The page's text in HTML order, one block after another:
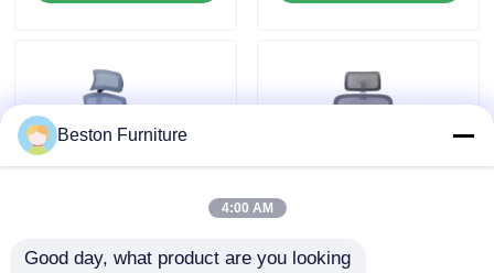
Gevallen
Bureau Werkstation Bureaus
Grijsblauwe Grijze Witte Mesh
Beston Furniture
4:00 AM
Good day, what product are you looking